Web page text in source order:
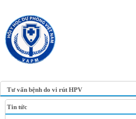
Tư vấn bệnh do vi rút HPV
Tin tức